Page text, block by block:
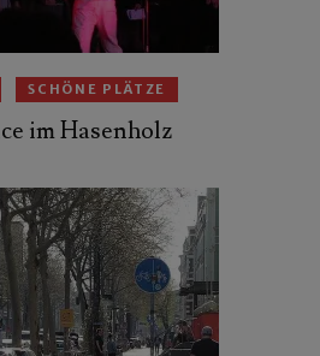
SCHÖNE PLÄTZE
im Hasenholz